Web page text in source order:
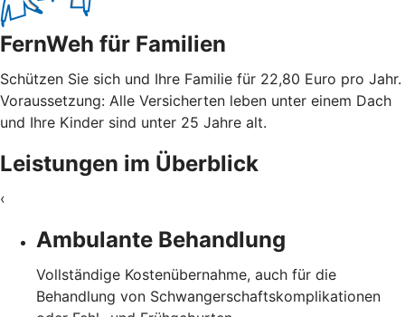
FernWeh für Familien
Schützen Sie sich und Ihre Familie für 22,80 Euro pro Jahr.
Voraussetzung: Alle Versicherten leben unter einem Dach
und Ihre Kinder sind unter 25 Jahre alt.
Leistungen im Überblick
‹
Ambulante Behandlung
Vollständige Kostenübernahme, auch für die
Behandlung von Schwangerschaftskomplikationen